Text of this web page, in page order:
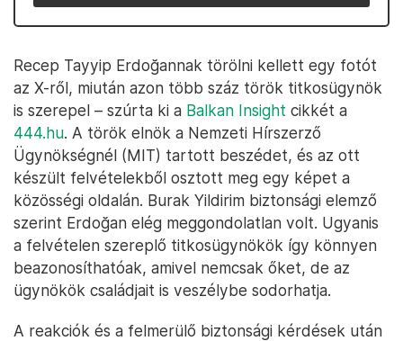
Recep Tayyip Erdoğannak törölni kellett egy fotót
az X-ről, miután azon több száz török titkosügynök
is szerepel – szúrta ki a Balkan Insight cikkét a
444.hu. A török elnök a Nemzeti Hírszerző
Ügynökségnél (MIT) tartott beszédet, és az ott
készült felvételekből osztott meg egy képet a
közösségi oldalán. Burak Yildirim biztonsági elemző
szerint Erdoğan elég meggondolatlan volt. Ugyanis
a felvételen szereplő titkosügynökök így könnyen
beazonosíthatóak, amivel nemcsak őket, de az
ügynökök családjait is veszélybe sodorhatja.
A reakciók és a felmerülő biztonsági kérdések után